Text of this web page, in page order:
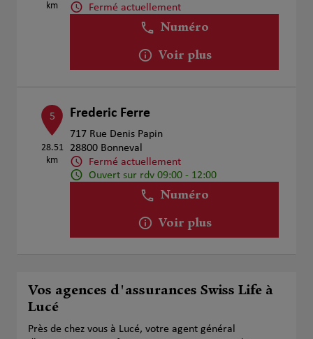
km
Fermé actuellement
Numéro
Voir plus
5
28.51
km
Frederic Ferre
717 Rue Denis Papin
28800 Bonneval
Fermé actuellement
Ouvert sur rdv 09:00 - 12:00
Numéro
Voir plus
Vos agences d'assurances Swiss Life à
Lucé
Près de chez vous à Lucé, votre agent général